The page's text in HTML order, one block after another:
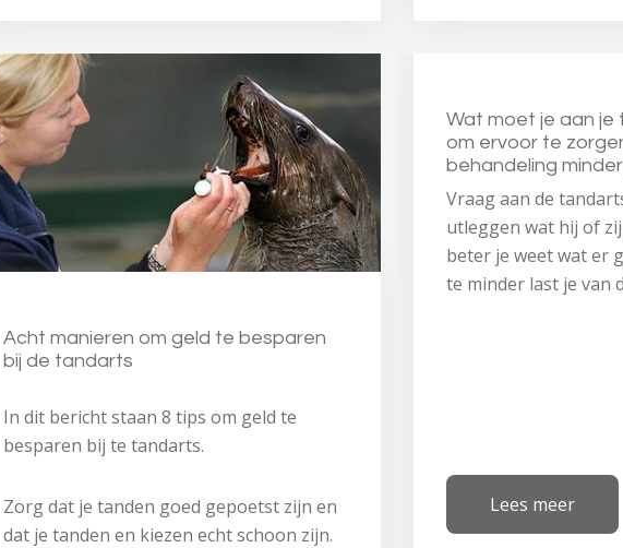
Acht manieren om geld te besparen
bij de tandarts
In dit bericht staan 8 tips om geld te
besparen bij te tandarts.
Zorg dat je tanden goed gepoetst zijn en
dat je tanden en kiezen echt schoon zijn.
Wat moet je aan
om ervoor te
behandeling
Vraag aan de
utleggen wat hij of
beter je weet wat er
te minder last je van
Lees meer